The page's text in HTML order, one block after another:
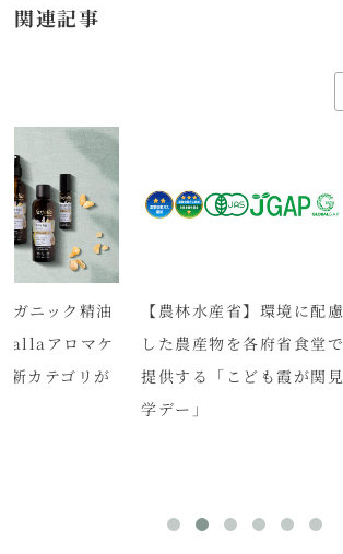
関連記事
ガニック精油
アロマケ
新カテゴリが
【農林水産省】環境に配慮
した農産物を各府省食堂で
提供する「こども霞が関見
学デー」